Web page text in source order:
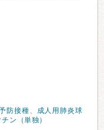
防接種、
成人用肺炎球
ン（単独）